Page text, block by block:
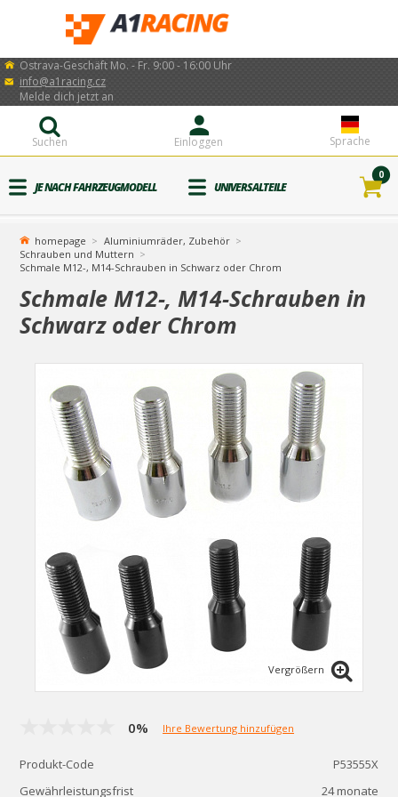
Ostrava-Geschäft Mo. - Fr. 9:00 - 16:00 Uhr
info@a1racing.cz
Sprache
Einloggen
Melde dich jetzt an
Suchen
JE NACH FAHRZEUGMODELL UNIVERSALTEILE
0
homepage
Aluminiumräder, Zubehör
Schrauben und Muttern
Schmale M12-, M14-Schrauben in Schwarz oder Chrom
Schmale M12-, M14-Schrauben in
Schwarz oder Chrom
Vergrößern
0% Ihre Bewertung hinzufügen
Produkt-Code
P53555X
Gewährleistungsfrist
24 monate